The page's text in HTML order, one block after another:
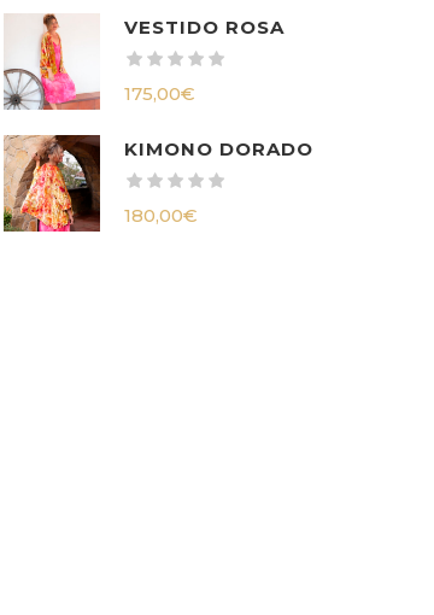
VESTIDO ROSA
175,00€
KIMONO DORADO
180,00€